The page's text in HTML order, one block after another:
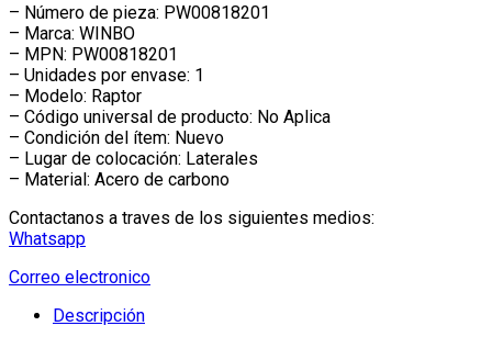
– Número de pieza: PW00818201
– Marca: WINBO
– MPN: PW00818201
– Unidades por envase: 1
– Modelo: Raptor
– Código universal de producto: No Aplica
– Condición del ítem: Nuevo
– Lugar de colocación: Laterales
– Material: Acero de carbono
Contactanos a traves de los siguientes medios:
Whatsapp
Correo electronico
Descripción